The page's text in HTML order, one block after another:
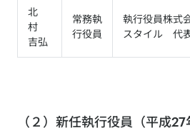
北
村
吉弘
常務執
行役員
執行役員株式
スタイル 代
（２）新任執行役員（平成27